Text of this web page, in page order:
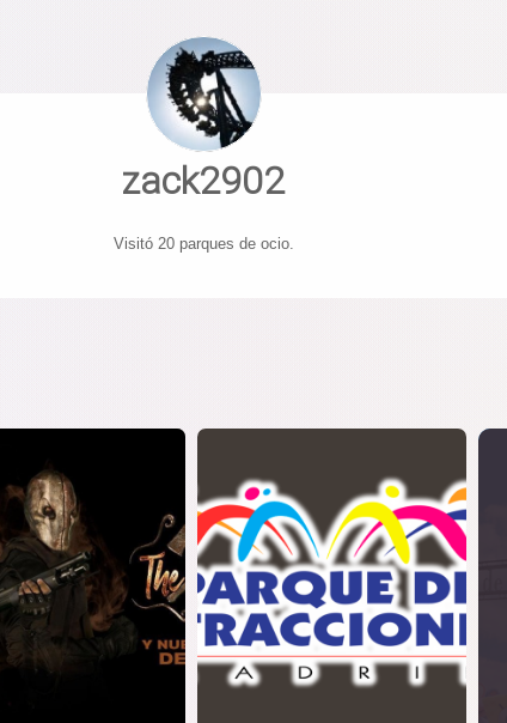
zack2902
Visitó 20 parques de ocio.